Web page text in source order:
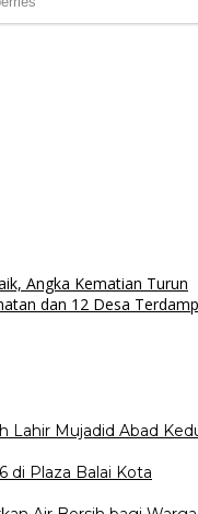
Angka Kematian Turun
dan 12 Desa
Lahir Mujadid Abad
di Plaza Balai Kota